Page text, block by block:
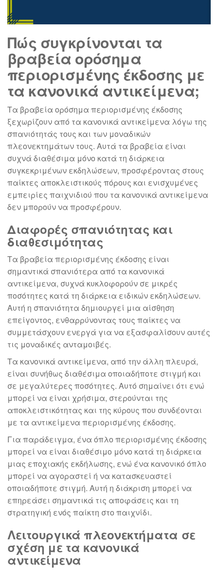
Πώς συγκρίνονται τα
βραβεία ορόσημα
περιορισμένης έκδοσης με
τα κανονικά αντικείμενα;
Τα βραβεία ορόσημα περιορισμένης έκδοσης
ξεχωρίζουν από τα κανονικά αντικείμενα λόγω της
σπανιότητάς τους και των μοναδικών
πλεονεκτημάτων τους. Αυτά τα βραβεία είναι
συχνά διαθέσιμα μόνο κατά τη διάρκεια
συγκεκριμένων εκδηλώσεων, προσφέροντας στους
παίκτες αποκλειστικούς πόρους και ενισχυμένες
εμπειρίες παιχνιδιού που τα κανονικά αντικείμενα
δεν μπορούν να προσφέρουν.
Διαφορές σπανιότητας και
διαθεσιμότητας
Τα βραβεία περιορισμένης έκδοσης είναι
σημαντικά σπανιότερα από τα κανονικά
αντικείμενα, συχνά κυκλοφορούν σε μικρές
ποσότητες κατά τη διάρκεια ειδικών εκδηλώσεων.
Αυτή η σπανιότητα δημιουργεί μια αίσθηση
επείγοντος, ενθαρρύνοντας τους παίκτες να
συμμετάσχουν ενεργά για να εξασφαλίσουν αυτές
τις μοναδικές ανταμοιβές.
Τα κανονικά αντικείμενα, από την άλλη πλευρά,
είναι συνήθως διαθέσιμα οποιαδήποτε στιγμή και
σε μεγαλύτερες ποσότητες. Αυτό σημαίνει ότι ενώ
μπορεί να είναι χρήσιμα, στερούνται της
αποκλειστικότητας και της κύρους που συνδέονται
με τα αντικείμενα περιορισμένης έκδοσης.
Για παράδειγμα, ένα όπλο περιορισμένης έκδοσης
μπορεί να είναι διαθέσιμο μόνο κατά τη διάρκεια
μιας εποχιακής εκδήλωσης, ενώ ένα κανονικό όπλο
μπορεί να αγοραστεί ή να κατασκευαστεί
οποιαδήποτε στιγμή. Αυτή η διάκριση μπορεί να
επηρεάσει σημαντικά τις αποφάσεις και τη
στρατηγική ενός παίκτη στο παιχνίδι.
Λειτουργικά πλεονεκτήματα σε
σχέση με τα κανονικά
αντικείμενα